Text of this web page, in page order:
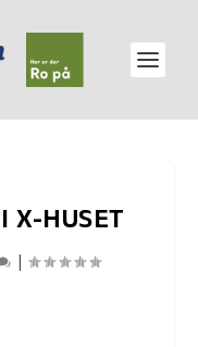
X-HUSET
|